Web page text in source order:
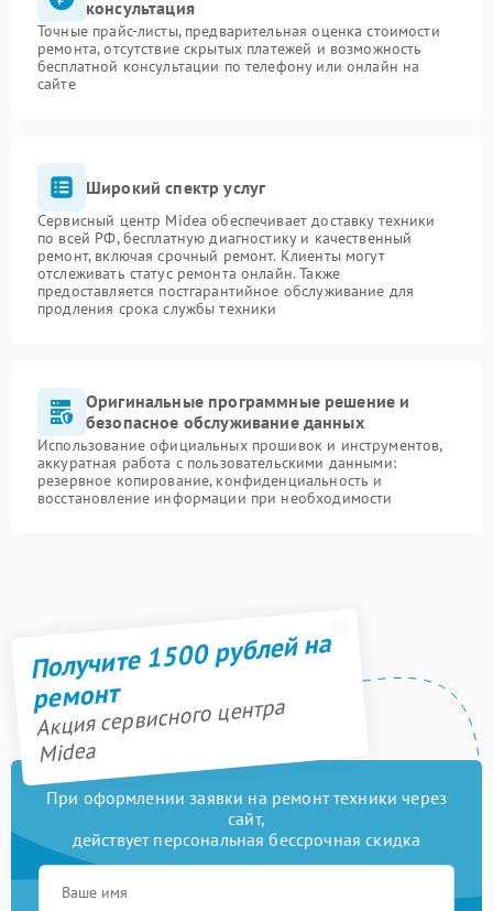
консультация
Точные прайс-листы, предварительная оценка стоимости
ремонта, отсутствие скрытых платежей и возможность
бесплатной консультации по телефону или онлайн на
сайте
Широкий спектр услуг
Сервисный центр Midea обеспечивает доставку техники
по всей РФ, бесплатную диагностику и качественный
ремонт, включая срочный ремонт. Клиенты могут
отслеживать статус ремонта онлайн. Также
предоставляется постгарантийное обслуживание для
продления срока службы техники
Оригинальные программные решение и
безопасное обслуживание данных
Использование официальных прошивок и инструментов,
аккуратная работа с пользовательскими данными:
резервное копирование, конфиденциальность и
восстановление информации при необходимости
Получите 1500 рублей на
ремонт
Акция сервисного центра
Midea
При оформлении заявки на ремонт техники через
сайт,
действует персональная бессрочная скидка